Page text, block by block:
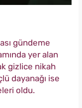
gündeme
yer alan
gizlice nikah
dayanağı ise
oldu.